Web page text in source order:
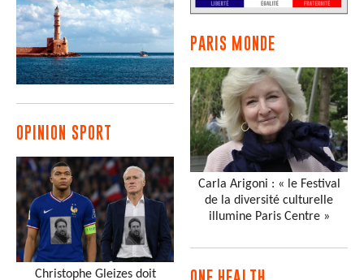
OPINION SPORT
Christophe Gleizes doit
PARIS MONDE
Carla Arigoni : « le Festival
de la diversité culturelle
illumine Paris Centre »